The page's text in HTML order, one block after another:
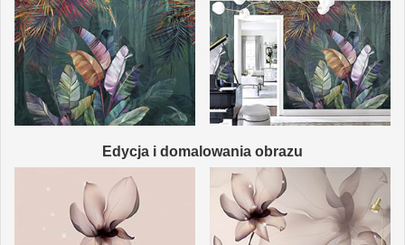
Edycja i domalowania obrazu